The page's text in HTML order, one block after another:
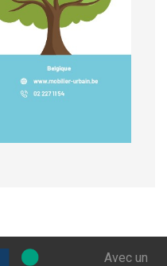
Avec un